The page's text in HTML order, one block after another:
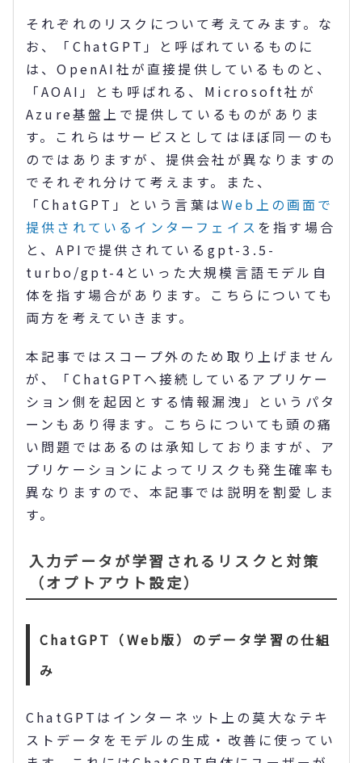
それぞれのリスクについて考えてみます。な
お、「ChatGPT」と呼ばれているものに
は、OpenAI社が直接提供しているものと、
「AOAI」とも呼ばれる、Microsoft社が
Azure基盤上で提供しているものがありま
す。これらはサービスとしてはほぼ同一のも
のではありますが、提供会社が異なりますの
でそれぞれ分けて考えます。また、
「ChatGPT」という言葉はWeb上の画面で
提供されているインターフェイス を指す場合
と、APIで提供されているgpt-3.5-
turbo/gpt-4といった大規模言語モデル自
体を指す場合があります。こちらについても
両方を考えていきます。
本記事ではスコープ外のため取り上げません
が、「ChatGPTへ接続しているアプリケー
ション側を起因とする情報漏洩」というパタ
ーンもあり得ます。こちらについても頭の痛
い問題ではあるのは承知しておりますが、ア
プリケーションによってリスクも発生確率も
異なりますので、本記事では説明を割愛しま
す。
入力データが学習されるリスクと対策
（オプトアウト設定）
ChatGPT（Web版）のデータ学習の仕組
み
ChatGPTはインターネット上の莫大なテキ
ストデータをモデルの生成・改善に使ってい